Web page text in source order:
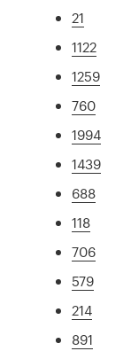
21
1122
1259
760
1994
1439
688
118
706
579
214
891